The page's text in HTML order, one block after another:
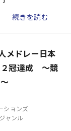
続きを読む
メドレー日本
冠達成 ～競
ションズ
ャンル